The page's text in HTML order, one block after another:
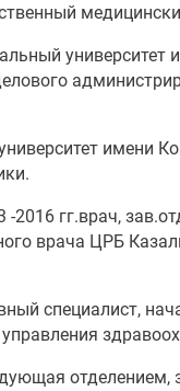
университет
имени
2016 гг.врач,
врача ЦРБ
специалист,
отделением,